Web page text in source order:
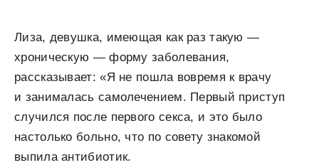
Лиза, девушка, имеющая как раз такую —
хроническую — форму заболевания,
рассказывает: «Я не пошла вовремя к врачу
и занималась самолечением. Первый приступ
случился после первого секса, и это было
настолько больно, что по совету знакомой
выпила антибиотик.